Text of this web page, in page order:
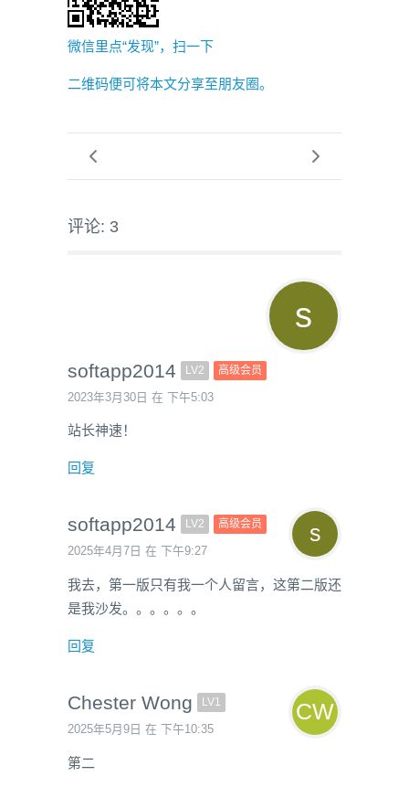
微信里点“发现”，扫一下
二维码便可将本文分享至朋友圈。
评论: 3
softapp2014 LV2 高级会员
2023年3月30日 在 下午5:03
站长神速！
回复
softapp2014 LV2 高级会员
2025年4月7日 在 下午9:27
我去，第一版只有我一个人留言，这第二版还
是我沙发。。。。。。
回复
Chester Wong LV1
2025年5月9日 在 下午10:35
第二